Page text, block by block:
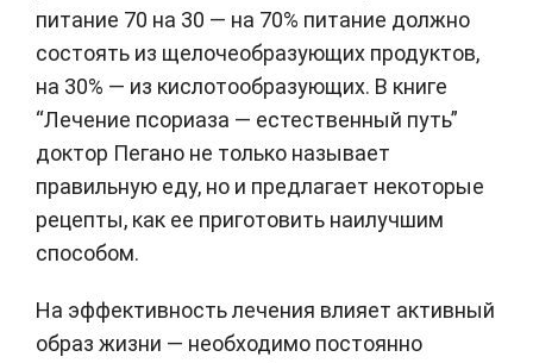
питание 70 на 30 — на 70% питание должно
состоять из щелочеобразующих продуктов,
на 30% — из кислотообразующих. В книге
“Лечение псориаза — естественный путь”
доктор Пегано не только называет
правильную еду, но и предлагает некоторые
рецепты, как ее приготовить наилучшим
способом.
На эффективность лечения влияет активный
образ жизни — необходимо постоянно